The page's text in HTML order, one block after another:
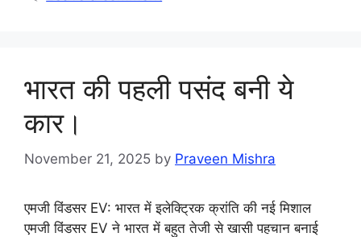
भारत की पहली पसंद बनी ये
कार।
November 21, 2025 by Praveen Mishra
एमजी विंडसर EV: भारत में इलेक्ट्रिक क्रांति की नई मिशाल
एमजी विंडसर EV ने भारत में बहुत तेजी से खासी पहचान बनाई